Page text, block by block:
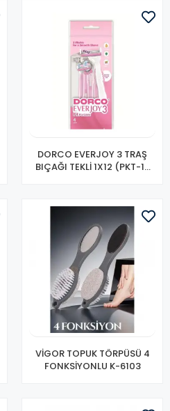
DORCO EVERJOY 3 TRAŞ
BIÇAĞI TEKLİ 1X12 (PKT-12
VİGOR TOPUK TÖRPÜSÜ 4
FONKSİYONLU K-6103